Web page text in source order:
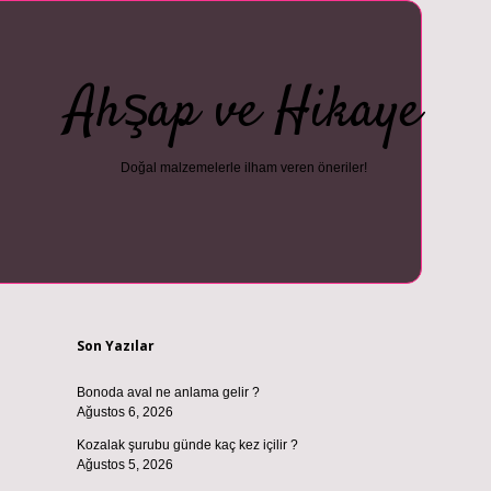
Ahşap ve Hikaye
Doğal malzemelerle ilham veren öneriler!
Son Yazılar
Bonoda aval ne anlama gelir ?
Ağustos 6, 2026
Kozalak şurubu günde kaç kez içilir ?
Ağustos 5, 2026